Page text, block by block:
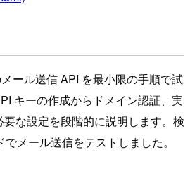
ール送信 API を最小限の手順で試
キーの作成からドメイン認証、実
な設定を段階的に説明します。検
メール送信をテストしました。